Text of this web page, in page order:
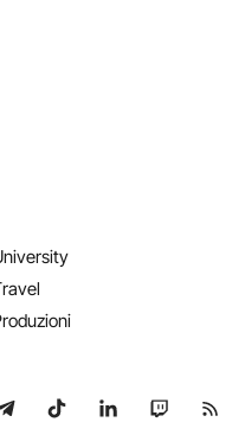
su WhatsApp
su Telegram
Seguici su TikTok
Seguici su
Seguici